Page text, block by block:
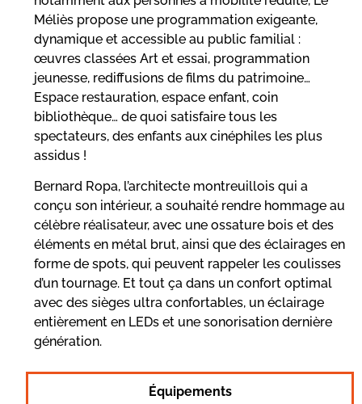
Méliès propose une programmation exigeante,
dynamique et accessible au public familial :
œuvres classées Art et essai, programmation
jeunesse, rediffusions de films du patrimoine…
Espace restauration, espace enfant, coin
bibliothèque… de quoi satisfaire tous les
spectateurs, des enfants aux cinéphiles les plus
assidus !
Bernard Ropa, l’architecte montreuillois qui a
conçu son intérieur, a souhaité rendre hommage au
célèbre réalisateur, avec une ossature bois et des
éléments en métal brut, ainsi que des éclairages en
forme de spots, qui peuvent rappeler les coulisses
d’un tournage. Et tout ça dans un confort optimal
avec des sièges ultra confortables, un éclairage
entièrement en LEDs et une sonorisation dernière
génération.
Équipements